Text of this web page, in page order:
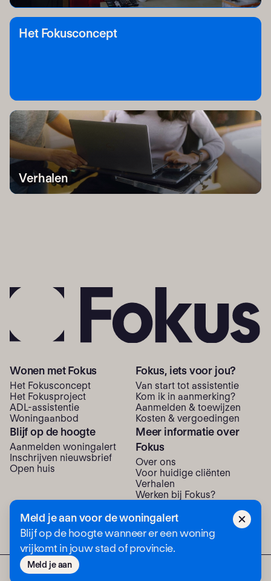
Het Fokusconcept
Verhalen
Wonen met Fokus
Het Fokusconcept
Het Fokusproject
ADL-assistentie
Woning­aanbod
Fokus, iets voor jou?
Van start tot assistentie
Kom ik in aanmerking?
Aanmelden & toewijzen
Kosten & vergoedingen
Blijf op de hoogte
Aanmelden woningalert
Inschrijven nieuwsbrief
Open huis
Meer informatie over
Fokus
Over ons
Voor huidige cliënten
Verhalen
Werken bij Fokus?
Neem contact met ons op
Meld je aan voor de woningalert
Blijf op de hoogte wanneer er een woning
vrijkomt in jouw stad of provincie.
Meld je aan